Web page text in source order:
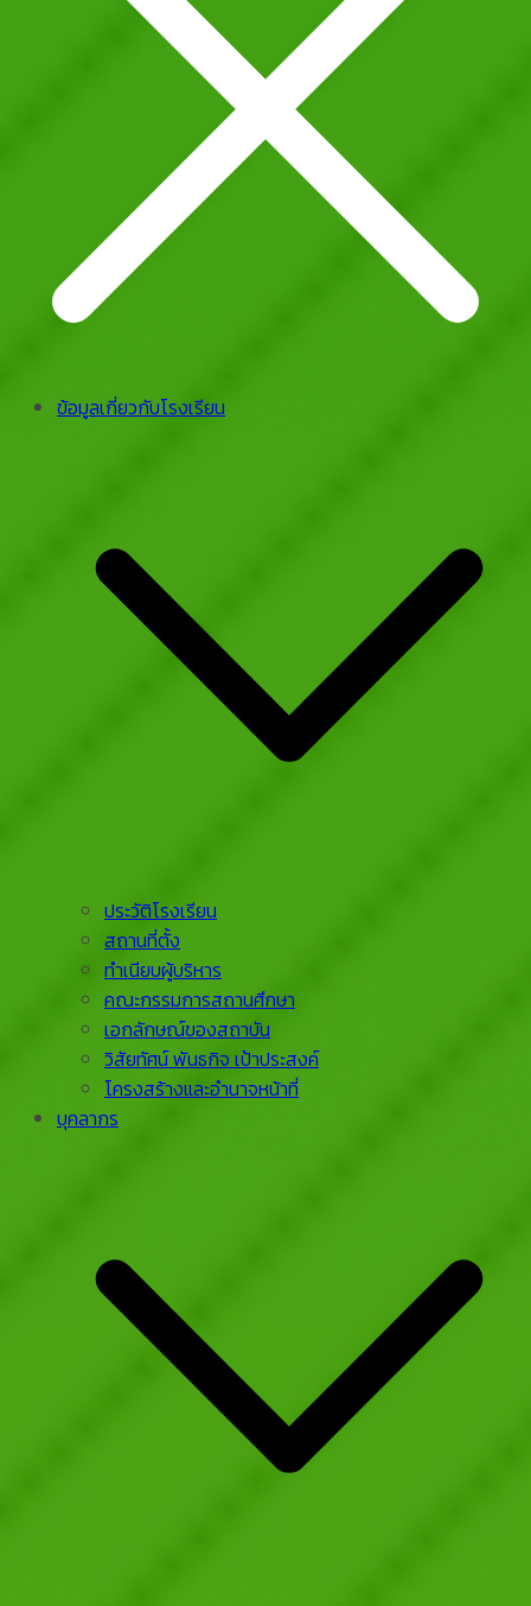
ข้อมูลเกี่ยวกับโรงเรียน
ประวัติโรงเรียน
สถานที่ตั้ง
ทำเนียบผู้บริหาร
คณะกรรมการสถานศึกษา
เอกลักษณ์ของสถาบัน
วิสัยทัศน์ พันธกิจ เป้าประสงค์
โครงสร้างและอำนาจหน้าที่
บุคลากร